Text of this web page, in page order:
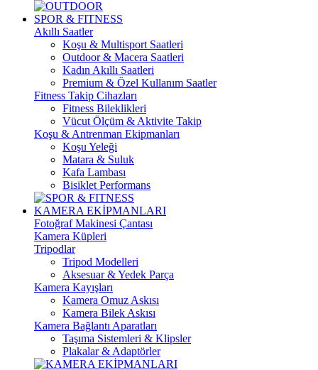
SPOR & FITNESS
Akıllı Saatler
Koşu & Multisport Saatleri
Outdoor & Macera Saatleri
Kadın Akıllı Saatleri
Premium & Özel Kullanım Saatler
Fitness Takip Cihazları
Fitness Bileklikleri
Vücut Ölçüm & Aktivite Takip
Koşu & Antrenman Ekipmanları
Koşu Yeleği
Matara & Suluk
Kafa Lambası
Bisiklet Performans
KAMERA EKİPMANLARI
Fotoğraf Makinesi Çantası
Kamera Küpleri
Tripodlar
Tripod Modelleri
Aksesuar & Yedek Parça
Kamera Kayışları
Kamera Omuz Askısı
Kamera Bilek Askısı
Kamera Bağlantı Aparatları
Taşıma Sistemleri & Klipsler
Plakalar & Adaptörler